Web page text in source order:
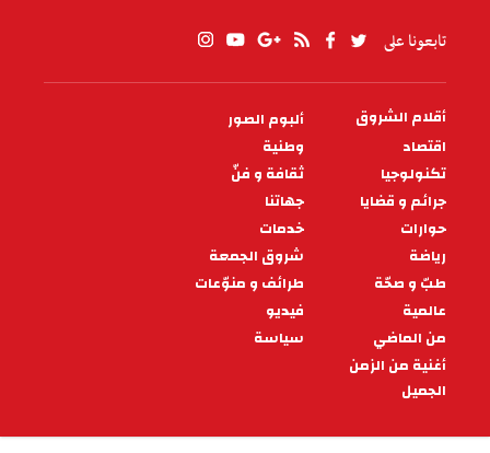
تابعونا على
PIED
DE
PAGE
أقلام الشروق
ألبوم الصور
اقتصاد
وطنية
تكنولوجيا
ثقافة و فنّ
جرائم و قضايا
جهاتنا
حوارات
خدمات
رياضة
شروق الجمعة
طبّ و صحّة
طرائف و منوّعات
عالمية
فيديو
من الماضي
سياسة
أغنية من الزمن
الجميل